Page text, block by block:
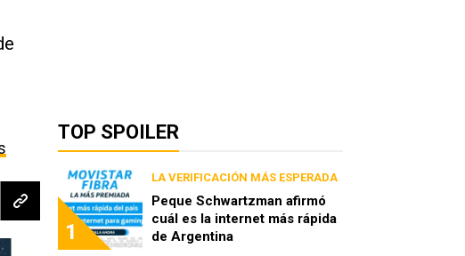
TOP SPOILER
1
LA VERIFICACIÓN MÁS ESPERADA
Peque Schwartzman afirmó
cuál es la internet más rápida
de Argentina